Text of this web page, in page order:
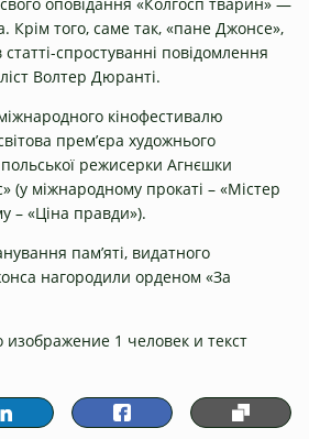
того, саме так, «пане Джонсе»,
спростуванні повідомлення
Волтер Дюранті.
кінофестивалю
прем’єра художнього
режисерки Агнєшки
(у міжнародному прокаті – «Містер
– «Ціна правди»).
пам’яті, видатного
нагородили орденом «За